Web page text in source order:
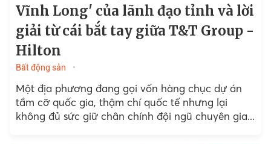
Vĩnh Long' của lãnh đạo tỉnh và lời
giải từ cái bắt tay giữa T&T Group -
Hilton
Bất động sản
Một địa phương đang gọi vốn hàng chục dự án
tầm cỡ quốc gia, thậm chí quốc tế nhưng lại
không đủ sức giữ chân chính đội ngũ chuyên gia...